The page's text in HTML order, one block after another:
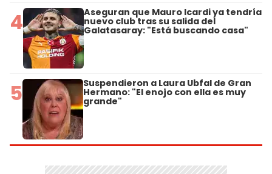
4 Aseguran que Mauro Icardi ya tendría
nuevo club tras su salida del
Galatasaray: "Está buscando casa"
5 Suspendieron a Laura Ubfal de Gran
Hermano: "El enojo con ella es muy
grande"